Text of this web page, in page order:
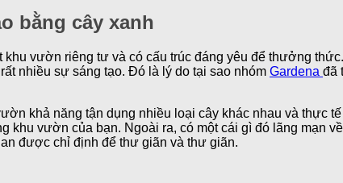
bằng cây xanh
vườn riêng tư và có cấu trúc đáng yêu để thưởng
nhiều sự sáng tạo. Đó là lý do tại sao nhóm Gardena đã
khả năng tận dụng nhiều loại cây khác nhau và thực
khu vườn của bạn. Ngoài ra, có một cái gì đó lãng mạn
được chỉ định để thư giãn và thư giãn.